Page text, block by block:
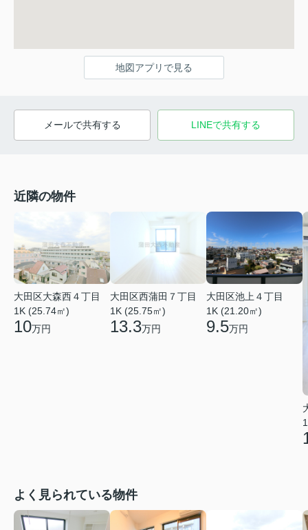
地図アプリで見る
メールで共有する LINEで共有する
近隣の物件
大田区大森西４丁目
1K (25.74㎡)
10万円
大田区西蒲田７丁目
1K (25.75㎡)
13.3万円
大田区池上４丁目
1K (21.20㎡)
9.5万円
よく見られている物件